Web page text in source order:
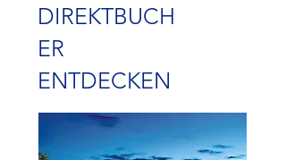
DIREKTBUCH
ER
ENTDECKEN